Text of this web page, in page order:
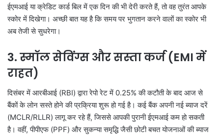
ईएमआई या क्रेडिट कार्ड बिल में एक दिन की भी देरी करते हैं, तो वह तुरंत आपके
स्कोर में दिखेगा। अच्छी बात यह है कि समय पर भुगतान करने वालों का स्कोर भी
अब तेजी से सुधरेगा।
3. स्मॉल सेविंग्स और सस्ता कर्ज (EMI में
राहत)
दिसंबर में आरबीआई (RBI) द्वारा रेपो रेट में 0.25% की कटौती के बाद आज से
बैंकों के लोन सस्ते होने की प्रक्रिया शुरू हो गई है। कई बैंक अपनी नई ब्याज दरें
(MCLR/RLLR) लागू कर रहे हैं, जिससे आपकी पुरानी ईएमआई कम हो सकती
है। वहीं, पीपीएफ (PPF) और सुकन्या समृद्धि जैसी छोटी बचत योजनाओं की ब्याज